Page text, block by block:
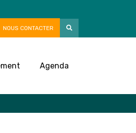
NOUS CONTACTER
Agenda